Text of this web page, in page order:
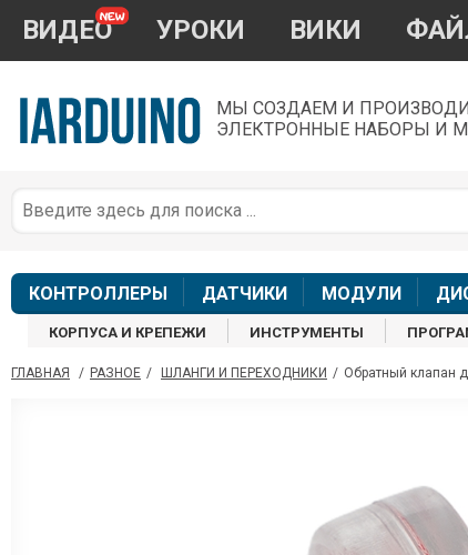
ВИДЕО УРОКИ ВИКИ
МЫ СОЗДАЕМ И
ЭЛЕКТРОННЫЕ НАБОРЫ И
КОНТРОЛЛЕРЫ ДАТЧИКИ МОДУЛИ
КОРПУСА И КРЕПЕЖИ ИНСТРУМЕНТЫ
ГЛАВНАЯ / РАЗНОЕ / ШЛАНГИ И ПЕРЕХОДНИКИ / Обратный клапан